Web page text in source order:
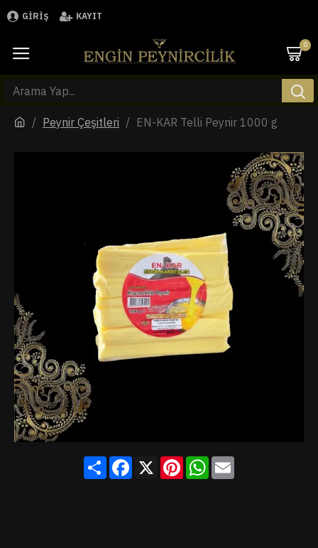
GIRIŞ KAYIT
0
Peynir Çeşitleri EN-KAR Telli Peynir 1000 g
ShareFacebook
X PinterestWhatsApp
Email